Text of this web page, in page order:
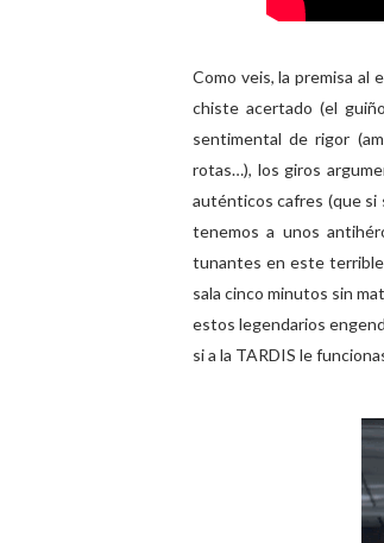
Como veis, la premisa al
chiste acertado (el
sentimental de rigor
rotas…), los giros
auténticos cafres (que si
tenemos a unos
tunantes en este terrible
sala cinco minutos sin
estos legendarios
si a la TARDIS le